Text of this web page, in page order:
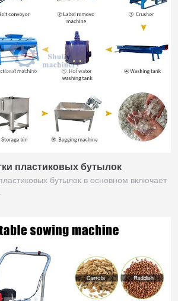
пластиковых бутылок
бутылок в основном включает